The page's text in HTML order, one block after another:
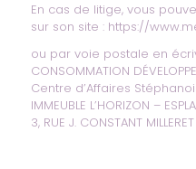
En cas de litige, vous
sur son site : https://
ou par voie postale en
CONSOMMATION
Centre d’Affaires
IMMEUBLE L’HORIZON –
3, RUE J. CONSTANT